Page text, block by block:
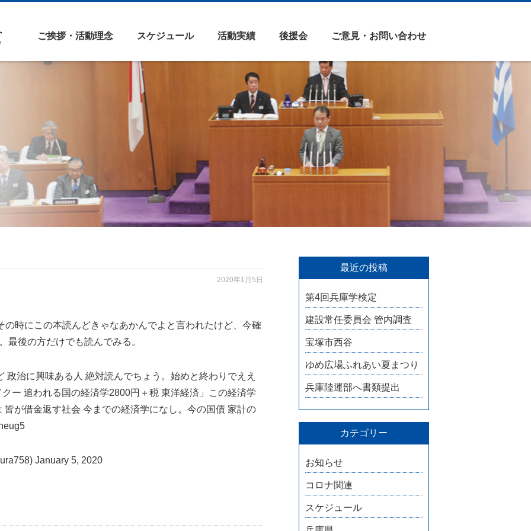
ご挨拶・活動理念 スケジュール 活動実績 後援会 ご意見・お問い合わせ
2020年1月5日
時にこの本読んどきゃなあかんでよと言われたけど、今確
最後の方だけでも読んでみる。
政治に興味ある人 絶対読んでちょう。始めと終わりでええ
ー 追われる国の経済学2800円＋税 東洋経済」この経済学
が借金返す社会 今までの経済学になし。今の国債 家計の
January 5, 2020
最近の投稿
第4回兵庫学検定
建設常任委員会 管内調査
宝塚市西谷
ゆめ広場ふれあい夏まつり
兵庫陸運部へ書類提出
カテゴリー
お知らせ
コロナ関連
スケジュール